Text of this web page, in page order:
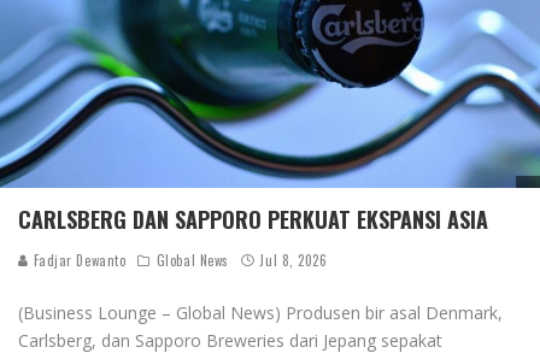
CARLSBERG DAN SAPPORO PERKUAT EKSPANSI ASIA
Fadjar Dewanto Global News Jul 8, 2026
(Business Lounge – Global News) Produsen bir asal Denmark,
Carlsberg, dan Sapporo Breweries dari Jepang sepakat